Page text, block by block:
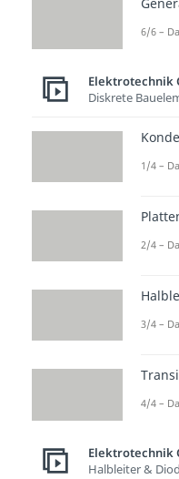
Auf
die
6/6 –
Elektrotechnik
Diskrete
1/4 –
2/4 –
3/4 –
4/4 –
Elektrotechnik
Halbleiter &